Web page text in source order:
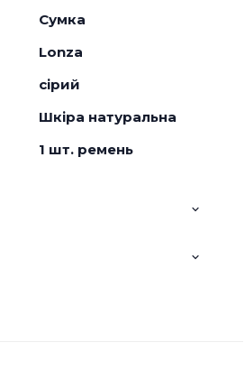
Сумка
Lonza
сірий
Шкіра натуральна
1 шт. ремень